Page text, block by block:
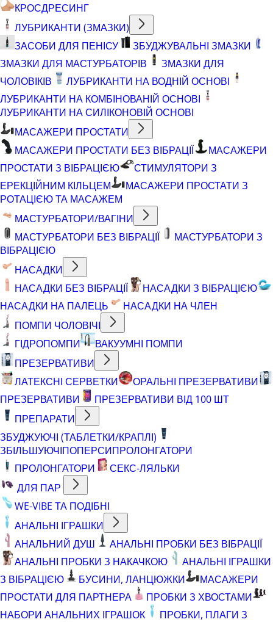
КРОСДРЕСИНГ
ЛУБРИКАНТИ (ЗМАЗКИ)
ЗАСОБИ ДЛЯ ПЕНІСУ
ЗБУДЖУВАЛЬНІ ЗМАЗКИ
ЗМАЗКИ ДЛЯ МАСТУРБАТОРІВ
ЗМАЗКИ ДЛЯ
ЧОЛОВІКІВ
ЛУБРИКАНТИ НА ВОДНІЙ ОСНОВІ
ЛУБРИКАНТИ НА КОМБІНОВАНІЙ ОСНОВІ
ЛУБРИКАНТИ НА СИЛІКОНОВІЙ ОСНОВІ
МАСАЖЕРИ ПРОСТАТИ
МАСАЖЕРИ ПРОСТАТИ БЕЗ ВІБРАЦІЇ
МАСАЖЕРИ
ПРОСТАТИ З ВІБРАЦІЄЮ
СТИМУЛЯТОРИ З
ЕРЕКЦІЙНИМ КІЛЬЦЕМ
МАСАЖЕРИ ПРОСТАТИ З
РОТАЦІЄЮ ТА МАСАЖЕМ
МАСТУРБАТОРИ/ВАГІНИ
МАСТУРБАТОРИ БЕЗ ВІБРАЦІЇ
МАСТУРБАТОРИ З
ВІБРАЦІЄЮ
НАСАДКИ
НАСАДКИ БЕЗ ВІБРАЦІЇ
НАСАДКИ З ВІБРАЦІЄЮ
НАСАДКИ НА ПАЛЕЦЬ
НАСАДКИ НА ЧЛЕН
ПОМПИ ЧОЛОВІЧІ
ГІДРОПОМПИ
ВАКУУМНІ ПОМПИ
ПРЕЗЕРВАТИВИ
ЛАТЕКСНІ СЕРВЕТКИ
ОРАЛЬНІ ПРЕЗЕРВАТИВИ
ПРЕЗЕРВАТИВИ
ПРЕЗЕРВАТИВИ ВІД 100 ШТ
ПРЕПАРАТИ
ЗБУДЖУЮЧІ (ТАБЛЕТКИ/КРАПЛІ)
ЗБІЛЬШУЮЧІПОПЕРСИПРОЛОНГАТОРИ
ПРОЛОНГАТОРИ
СЕКС-ЛЯЛЬКИ
ДЛЯ ПАР
WE-VIBE ТА ПОДІБНІ
АНАЛЬНІ ІГРАШКИ
АНАЛЬНИЙ ДУШ
АНАЛЬНІ ПРОБКИ БЕЗ ВІБРАЦІЇ
АНАЛЬНІ ПРОБКИ З НАКАЧКОЮ
АНАЛЬНІ ІГРАШКИ
З ВІБРАЦІЄЮ
БУСИНИ, ЛАНЦЮЖКИ
МАСАЖЕРИ
ПРОСТАТИ ДЛЯ ПАРТНЕРА
ПРОБКИ З ХВОСТАМИ
НАБОРИ АНАЛЬНИХ ІГРАШОК
ПРОБКИ, ПЛАГИ З